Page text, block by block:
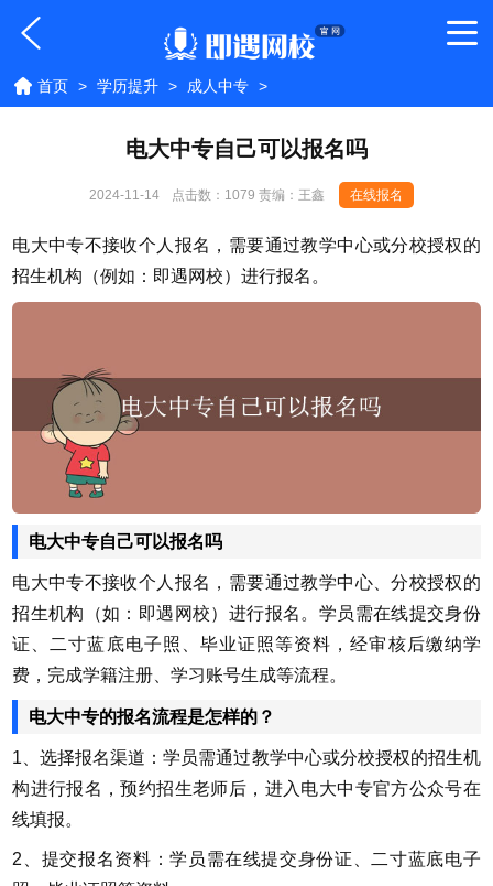
首页 > 学历提升 > 成人中专 >
电大中专自己可以报名吗
2024-11-14 点击数： 1079 责编：王鑫 在线报名
电大中专不接收个人报名，需要通过教学中心或分校授权的
招生机构（例如：即遇网校）进行报名。
电大中专自己可以报名吗
电大中专不接收个人报名，需要通过教学中心、分校授权的
招生机构（如：即遇网校）进行报名。学员需在线提交身份
证、二寸蓝底电子照、毕业证照等资料，经审核后缴纳学
费，完成学籍注册、学习账号生成等流程。
电大中专的报名流程是怎样的？
1、选择报名渠道：学员需通过教学中心或分校授权的招生机
构进行报名，预约招生老师后，进入电大中专官方公众号在
线填报。
2、提交报名资料：学员需在线提交身份证、二寸蓝底电子